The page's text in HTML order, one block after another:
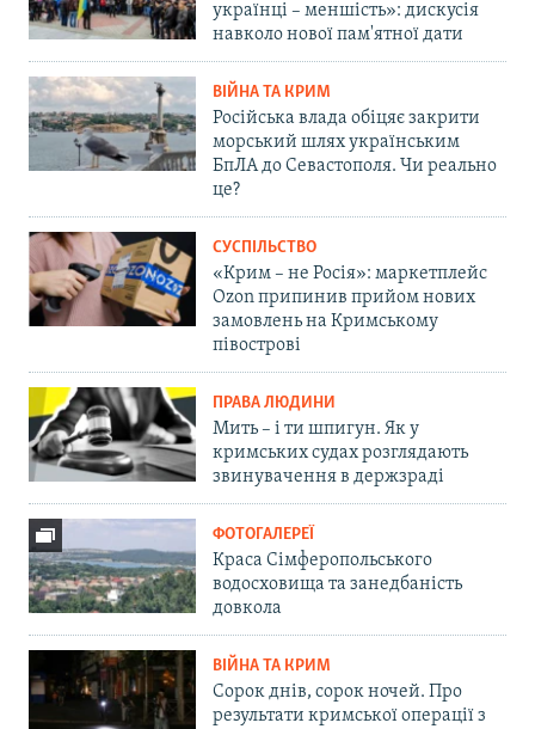
українці – меншість»: дискусія
навколо нової пам'ятної дати
ВІЙНА ТА КРИМ
Російська влада обіцяє закрити
морський шлях українським
БпЛА до Севастополя. Чи реально
це?
СУСПІЛЬСТВО
«Крим – не Росія»: маркетплейс
Ozon припинив прийом нових
замовлень на Кримському
півострові
ПРАВА ЛЮДИНИ
Мить – і ти шпигун. Як у
кримських судах розглядають
звинувачення в держзраді
ФОТОГАЛЕРЕЇ
Краса Сімферопольського
водосховища та занедбаність
довкола
ВІЙНА ТА КРИМ
Сорок днів, сорок ночей. Про
результати кримської операції з